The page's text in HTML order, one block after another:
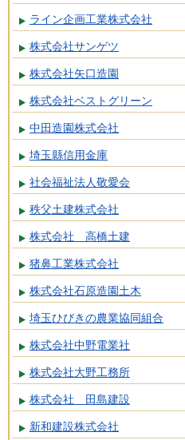
ライン企画工業株式会社
株式会社サンゲツ
株式会社矢口造園
株式会社ベストグリーン
中田造園株式会社
埼玉縣信用金庫
社会福祉法人敬愛会
秩父土建株式会社
株式会社 高橋土建
猪鼻工業株式会社
株式会社石原造園土木
埼玉ひびきの農業協同組合
株式会社中野電業社
株式会社大野工務所
株式会社 田島建設
新和建設株式会社